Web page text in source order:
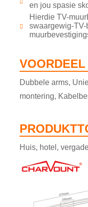
en jou spasie
Hierdie TV-
swaargewig-
VOORDEEL
Dubbele arms,
montering,
Huis, hotel,
Nuwe
Voordat u indien,
KORREK.Verkeerde
die versending van
identifikasie